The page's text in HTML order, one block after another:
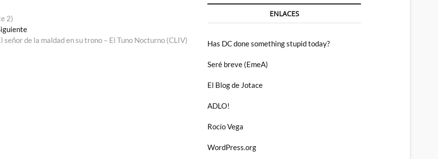
2)
Entrada
siguiente:
señor de la maldad en su trono – El Tuno Nocturno (CLIV)
ENLACES
Has DC done something stupid today?
Seré breve (EmeA)
El Blog de Jotace
ADLO!
Rocío Vega
WordPress.org